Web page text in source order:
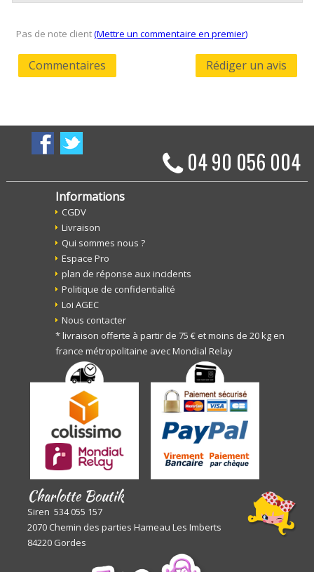
Pas de note client(Mettre un commentaire en premier)
Commentaires Rédiger un avis
04 90 056 004
Informations
CGDV
Livraison
Qui sommes nous ?
Espace Pro
plan de réponse aux incidents
Politique de confidentialité
Loi AGEC
Nous contacter
* livraison offerte à partir de 75 € et moins de 20 kg en
france métropolitaine avec Mondial Relay
Charlotte Boutik
Siren 534 055 157
2070 Chemin des parties Hameau Les Imberts
84220 Gordes